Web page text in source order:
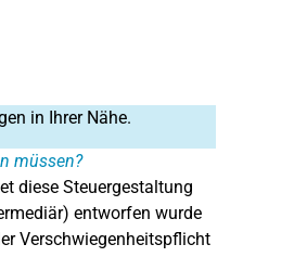
in Ihrer Nähe.
müssen?
diese Steuergestaltung
entworfen wurde
Verschwiegenheitspflicht